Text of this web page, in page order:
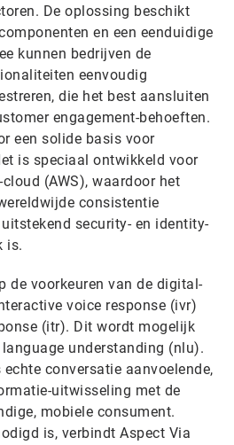
De oplossing beschikt
en een eenduidige
kunnen bedrijven de
eenvoudig
die het best aansluiten
engagement-behoeften.
een solide basis voor
is speciaal ontwikkeld voor
(AWS), waardoor het
consistentie
security- en identity-
is.
de voorkeuren van de digital-
voice response (ivr)
(itr). Dit wordt mogelijk
understanding (nlu).
conversatie aanvoelende,
uitwisseling met de
mobiele consument.
is, verbindt Aspect Via